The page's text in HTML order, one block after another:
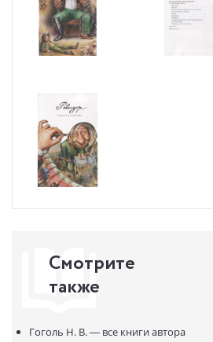
Смотрите
также
Гоголь Н. В. — все книги автора